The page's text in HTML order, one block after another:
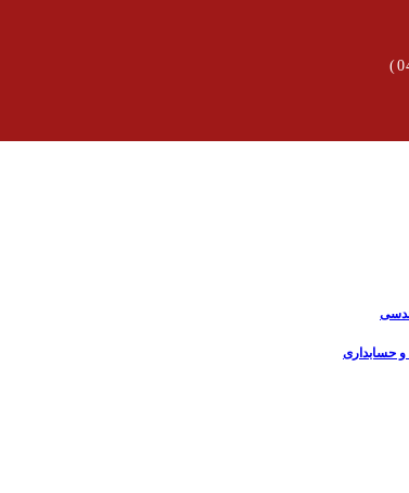
و حسابداری